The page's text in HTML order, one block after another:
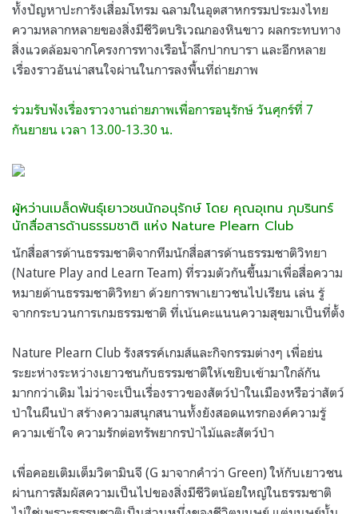
ทั้งปัญหาปะการังเสื่อมโทรม ฉลามในอุตสาหกรรมประมงไทย
ความหลากหลายของสิ่งมีชีวิตบริเวณกองหินขาว ผลกระทบทาง
สิ่งแวดล้อมจากโครงการทางเรือน้ำลึกปากบารา และอีกหลาย
เรื่องราวอันน่าสนใจผ่านในการลงพื้นที่ถ่ายภาพ
ร่วมรับฟังเรื่องราวงานถ่ายภาพเพื่อการอนุรักษ์ วันศุกร์ที่ 7
กันยายน เวลา 13.00-13.30 น.
ผู้หว่านเมล็ดพันธุ์เยาวชนนักอนุรักษ์ โดย คุณอุเทน ภุมรินทร์
นักสื่อสาร​ด้านธรรมชาติ​ แห่ง​ Nature​ Plearn​ Club
นักสื่อสารด้านธรรมชาติจากทีมนักสื่อสารด้านธรรมชาติวิทยา
(Nature Play and Learn Team) ที่รวมตัวกันขึ้นมาเพื่อสื่อความ
หมายด้านธรรมชาติวิทยา ด้วยการพาเยาวชนไปเรียน เล่น รู้
จากกระบวนการเกมธรรมชาติ ที่เน้นคะแนนความสุขมาเป็นที่ตั้ง
Nature​ Plearn​ Club รังสรรค์เกมส์และกิจกรรมต่างๆ เพื่อย่น
ระยะห่างระหว่างเยาวชนกับธรรมชาติให้เขยิบเข้ามาใกล้กัน
มากกว่าเดิม ไม่ว่าจะเป็นเรื่องราวของสัตว์ป่าในเมืองหรือว่าสัตว์
ป่าในผืนป่า สร้างความสนุกสนานทั้งยังสอดแทรกองค์ความรู้
ความเข้าใจ ความรักต่อทรัพยากรป่าไม้และสัตว์ป่า
เพื่อคอยเติมเต็มวิตามินจี (G มาจากคำว่า Green) ให้กับเยาวชน
ผ่านการสัมผัสความเป็นไปของสิ่งมีชีวิตน้อยใหญ่ในธรรมชาติ